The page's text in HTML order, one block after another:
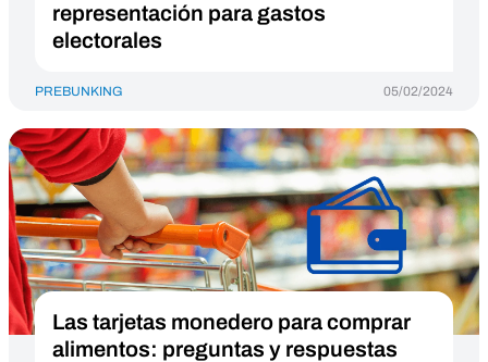
representación para gastos
electorales
PREBUNKING 05/02/2024
Las tarjetas monedero para comprar
alimentos: preguntas y respuestas